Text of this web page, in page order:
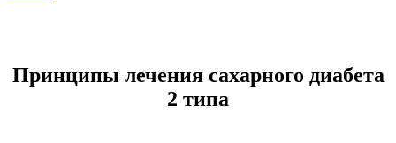
Принципы лечения сахарного диабета
2 типа